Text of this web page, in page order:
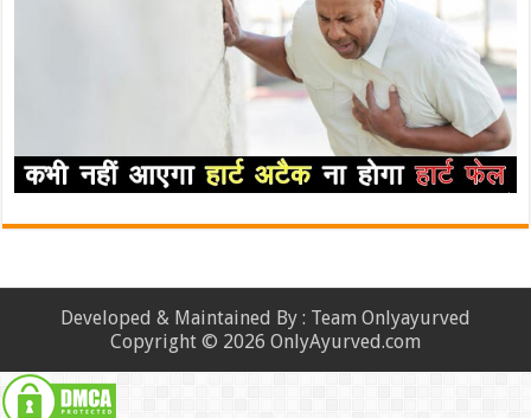
Developed & Maintained By : Team Onlyayurved
Copyright © 2026 OnlyAyurved.com